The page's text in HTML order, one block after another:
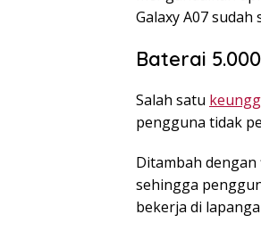
Galaxy A07 sudah
Baterai
Salah satu
pengguna tidak
Ditambah
sehingga
bekerja di